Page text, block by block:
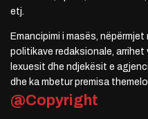
etj.
Emancipimi i masës,
politikave redaksionale,
lexuesit dhe ndjekësit e
dhe ka mbetur premisa
@Copyright